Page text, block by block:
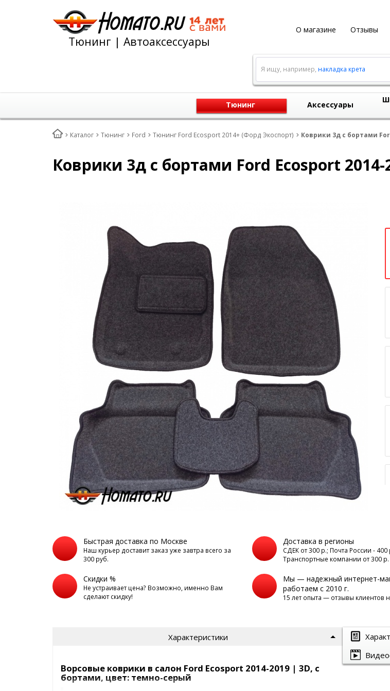
О магазине Отзывы
Тюнинг | Автоаксессуары
Я ищу, например, накладка крета
Тюнинг Аксессуары
Каталог Тюнинг Ford Тюнинг Ford Ecosport 2014+ (Форд Экоспорт) Коврики 3д с бортами
Коврики 3д с бортами Ford Ecosport
Быстрая доставка по Москве
Наш курьер доставит заказ уже завтра всего за
300 руб.
Доставка в регионы
СДЕК от 300 р.; Почта России - 400
Транспортные компании от 300 р.
Скидки %
Не устраивает цена? Возможно, именно Вам
сделают скидку!
Мы — надежный интернет-
работаем с 2010 г.
15 лет опыта — отзывы клиентов
Характеристики
Ворсовые коврики в салон Ford Ecosport 2014-2019 | 3D, c
бортами, цвет: темно-серый